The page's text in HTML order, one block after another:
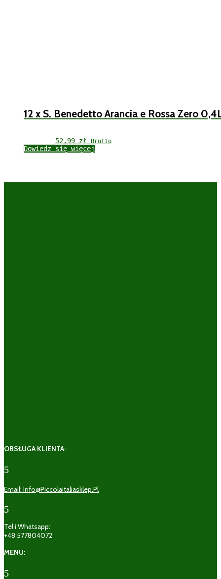
12 x S. Benedetto Arancia e Rossa Zero
52,99 zł Brutto
Dowiedz się więcej
OBSŁUGA KLIENTA:
5
Email: Info@piccolaitaliasklep.pl
5
Tel i Whatsapp:
+48 577804072
MENU:
5